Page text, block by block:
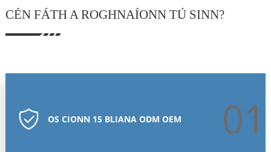
CÉN FÁTH A ROGHNAÍONN TÚ SINN?
OS CIONN 15 BLIANA ODM OEM 01